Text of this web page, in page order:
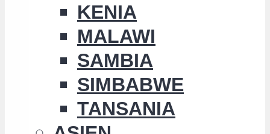
KENIA
MALAWI
SAMBIA
SIMBABWE
TANSANIA